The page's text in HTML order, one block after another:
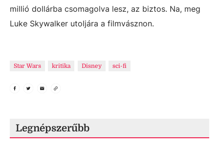
millió dollárba csomagolva lesz, az biztos. Na, meg
Luke Skywalker utoljára a filmvásznon.
Star Wars kritika Disney sci-fi
Legnépszerűbb